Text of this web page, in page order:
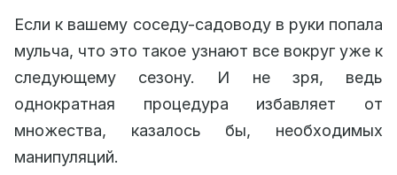
Если к вашему соседу-садоводу в руки попала
мульча, что это такое узнают все вокруг уже к
следующему сезону. И не зря, ведь
однократная процедура избавляет от
множества, казалось бы, необходимых
манипуляций.